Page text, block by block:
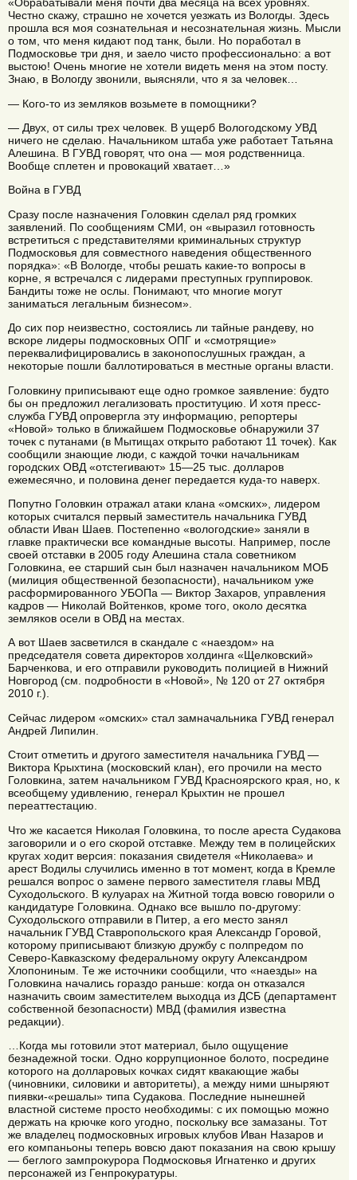
Честно скажу, страшно не хочется уезжать из Вологды. Здесь
прошла вся моя сознательная и несознательная жизнь. Мысли
о том, что меня кидают под танк, были. Но поработал в
Подмосковье три дня, и заело чисто профессионально: а вот
выстою! Очень многие не хотели видеть меня на этом посту.
Знаю, в Вологду звонили, выясняли, что я за человек…
— Кого-то из земляков возьмете в помощники?
— Двух, от силы трех человек. В ущерб Вологодскому УВД
ничего не сделаю. Начальником штаба уже работает Татьяна
Алешина. В ГУВД говорят, что она — моя родственница.
Вообще сплетен и провокаций хватает…»
Война в ГУВД
Сразу после назначения Головкин сделал ряд громких
заявлений. По сообщениям СМИ, он «выразил готовность
встретиться с представителями криминальных структур
Подмосковья для совместного наведения общественного
порядка»: «В Вологде, чтобы решать какие-то вопросы в
корне, я встречался с лидерами преступных группировок.
Бандиты тоже не ослы. Понимают, что многие могут
заниматься легальным бизнесом».
До сих пор неизвестно, состоялись ли тайные рандеву, но
вскоре лидеры подмосковных ОПГ и «смотрящие»
переквалифицировались в законопослушных граждан, а
некоторые пошли баллотироваться в местные органы власти.
Головкину приписывают еще одно громкое заявление: будто
бы он предложил легализовать проституцию. И хотя пресс-
служба ГУВД опровергла эту информацию, репортеры
«Новой» только в ближайшем Подмосковье обнаружили 37
точек с путанами (в Мытищах открыто работают 11 точек). Как
сообщили знающие люди, с каждой точки начальникам
городских ОВД «отстегивают» 15—25 тыс. долларов
ежемесячно, и половина денег передается куда-то наверх.
Попутно Головкин отражал атаки клана «омских», лидером
которых считался первый заместитель начальника ГУВД
области Иван Шаев. Постепенно «вологодские» заняли в
главке практически все командные высоты. Например, после
своей отставки в 2005 году Алешина стала советником
Головкина, ее старший сын был назначен начальником МОБ
(милиция общественной безопасности), начальником уже
расформированного УБОПа — Виктор Захаров, управления
кадров — Николай Войтенков, кроме того, около десятка
земляков осели в ОВД на местах.
А вот Шаев засветился в скандале с «наездом» на
председателя совета директоров холдинга «Щелковский»
Барченкова, и его отправили руководить полицией в Нижний
Новгород (см. подробности в «Новой», № 120 от 27 октября
2010 г.).
Сейчас лидером «омских» стал замначальника ГУВД генерал
Андрей Липилин.
Стоит отметить и другого заместителя начальника ГУВД —
Виктора Крыхтина (московский клан), его прочили на место
Головкина, затем начальником ГУВД Красноярского края, но, к
всеобщему удивлению, генерал Крыхтин не прошел
переаттестацию.
Что же касается Николая Головкина, то после ареста Судакова
заговорили и о его скорой отставке. Между тем в полицейских
кругах ходит версия: показания свидетеля «Николаева» и
арест Водилы случились именно в тот момент, когда в Кремле
решался вопрос о замене первого заместителя главы МВД
Суходольского. В кулуарах на Житной тогда вовсю говорили о
кандидатуре Головкина. Однако все вышло по-другому:
Суходольского отправили в Питер, а его место занял
начальник ГУВД Ставропольского края Александр Горовой,
которому приписывают близкую дружбу с полпредом по
Северо-Кавказскому федеральному округу Александром
Хлопониным. Те же источники сообщили, что «наезды» на
Головкина начались гораздо раньше: когда он отказался
назначить своим заместителем выходца из ДСБ (департамент
собственной безопасности) МВД (фамилия известна
редакции).
…Когда мы готовили этот материал, было ощущение
безнадежной тоски. Одно коррупционное болото, посредине
которого на долларовых кочках сидят квакающие жабы
(чиновники, силовики и авторитеты), а между ними шныряют
пиявки-«решалы» типа Судакова. Последние нынешней
властной системе просто необходимы: с их помощью можно
держать на крючке кого угодно, поскольку все замазаны. Тот
же владелец подмосковных игровых клубов Иван Назаров и
его компаньоны теперь вовсю дают показания на свою крышу
— беглого зампрокурора Подмосковья Игнатенко и других
персонажей из Генпрокуратуры.